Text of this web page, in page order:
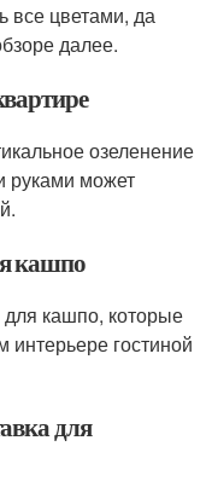
все цветами, да
далее.
озеленение
руками может
кашпо
кашпо, которые
интерьере гостиной
для